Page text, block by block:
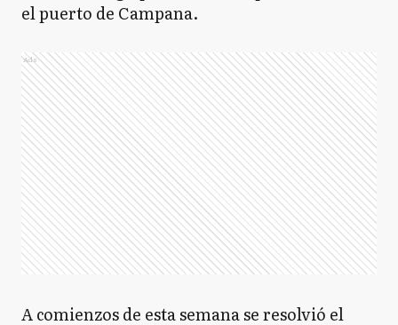
el puerto de Campana.
Ads
A comienzos de esta semana se resolvió el